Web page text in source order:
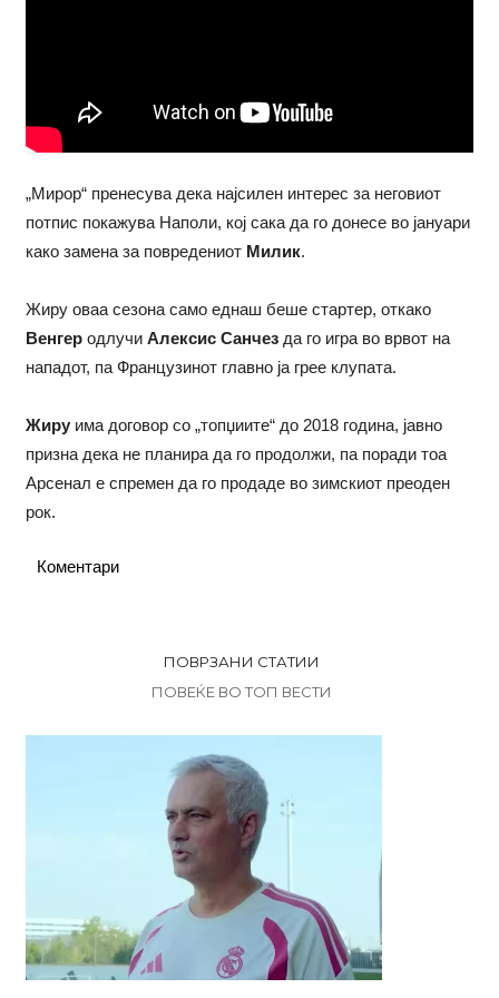
„Мирор“ пренесува дека најсилен интерес за неговиот
потпис покажува Наполи, кој сака да го донесе во јануари
како замена за повредениот Милик.
Жиру оваа сезона само еднаш беше стартер, откако
Венгер одлучи Алексис Санчезда го игра во врвот на
нападот, па Французинот главно ја грее клупата.
Жируима договор со „топџиите“ до 2018 година, јавно
призна дека не планира да го продолжи, па поради тоа
Арсенал е спремен да го продаде во зимскиот преоден
рок.
Коментари
ПОВРЗАНИ СТАТИИ
ПОВЕЌЕ ВО ТОП ВЕСТИ